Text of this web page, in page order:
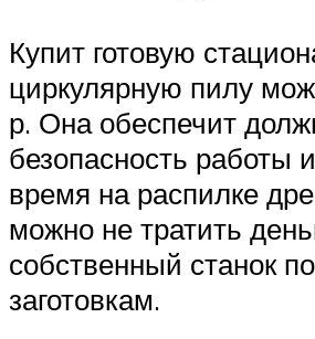
Купит готовую
циркулярную пилу
р. Она обеспечит
безопасность работы
время на распилке
можно не тратить
собственный станок
заготовкам.